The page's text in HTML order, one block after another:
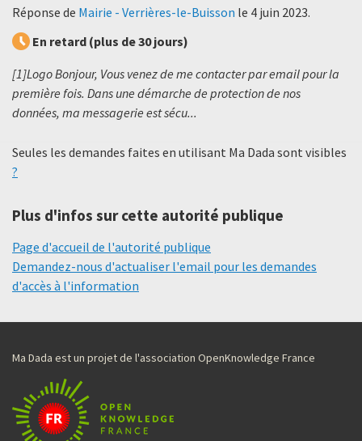
Réponse de Mairie - Verrières-le-Buisson le 4 juin 2023.
En retard (plus de 30 jours)
[1]Logo Bonjour, Vous venez de me contacter par email pour la
première fois. Dans une démarche de protection de nos
données, ma messagerie est sécu...
Seules les demandes faites en utilisant Ma Dada sont visibles
?
Plus d'infos sur cette autorité publique
Page d'accueil de l'autorité publique
Demandez-nous d'actualiser l'email pour les demandes
d'accès à l'information
Ma Dada est un projet de l'association OpenKnowledge France